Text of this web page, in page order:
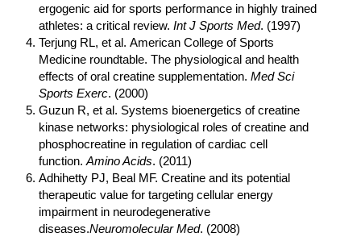
ergogenic aid for sports performance in highly trained
athletes: a critical review. Int J Sports Med. (1997)
Terjung RL, et al. American College of Sports
Medicine roundtable. The physiological and health
effects of oral creatine supplementation. Med Sci
Sports Exerc. (2000)
Guzun R, et al. Systems bioenergetics of creatine
kinase networks: physiological roles of creatine and
phosphocreatine in regulation of cardiac cell
function. Amino Acids. (2011)
Adhihetty PJ, Beal MF. Creatine and its potential
therapeutic value for targeting cellular energy
impairment in neurodegenerative
diseases.Neuromolecular Med. (2008)